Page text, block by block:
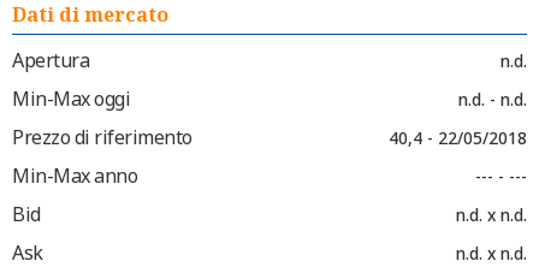
Dati di mercato
Apertura
n.d.
Min-Max oggi n.d. - n.d.
Prezzo di riferimento 40,4 - 22/05/2018
Min-Max anno --- - ---
Bid n.d. x n.d.
Ask n.d. x n.d.